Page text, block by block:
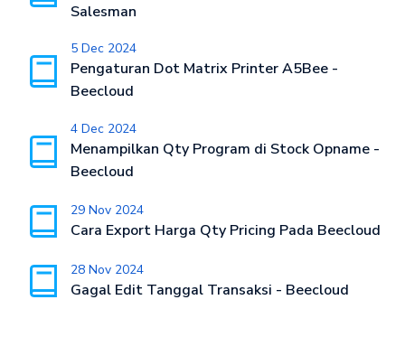
Salesman
5 Dec 2024
Pengaturan Dot Matrix Printer A5Bee -
Beecloud
4 Dec 2024
Menampilkan Qty Program di Stock Opname -
Beecloud
29 Nov 2024
Cara Export Harga Qty Pricing Pada Beecloud
28 Nov 2024
Gagal Edit Tanggal Transaksi - Beecloud